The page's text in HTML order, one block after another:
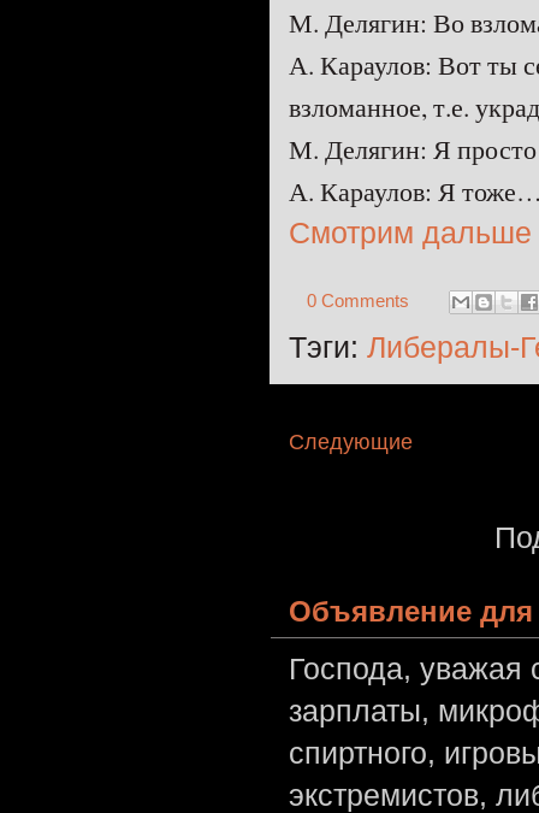
М. Делягин: Во
А. Караулов: Вот ты
взломанное, т.е.
М. Делягин: Я
А. Караулов: Я
Смотрим
0 Comments
Тэги: Либералы-
Следующие
Объявление для
Господа,
зарплаты,
спиртного,
экстремистов,